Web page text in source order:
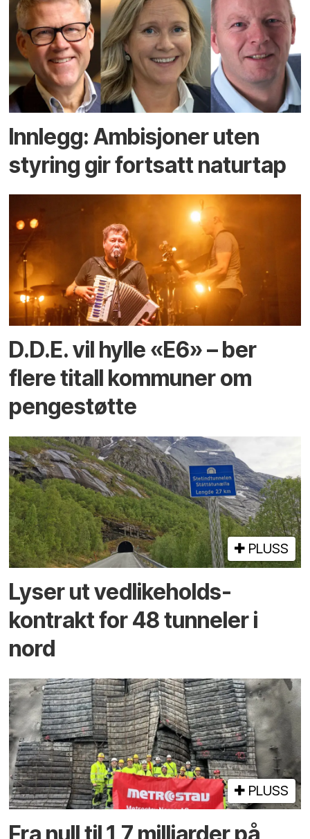
Innlegg: Ambisjoner uten
styring gir fortsatt naturtap
D.D.E. vil hylle «E6» – ber
flere titall kommuner om
pengestøtte
PLUSS
Lyser ut vedlikeholds­
kontrakt for 48 tunneler i
nord
PLUSS